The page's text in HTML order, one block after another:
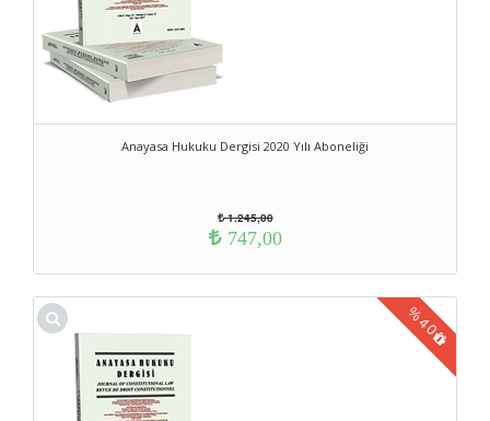
Anayasa Hukuku Dergisi 2020 Yılı Aboneliği
1.245,00
747,00
%40